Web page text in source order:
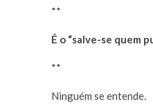
**
É o “salve-se quem
**
Ninguém se entende.